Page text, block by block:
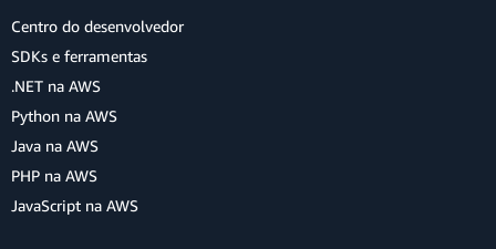
Centro do desenvolvedor
SDKs e ferramentas
.NET na AWS
Python na AWS
Java na AWS
PHP na AWS
JavaScript na AWS